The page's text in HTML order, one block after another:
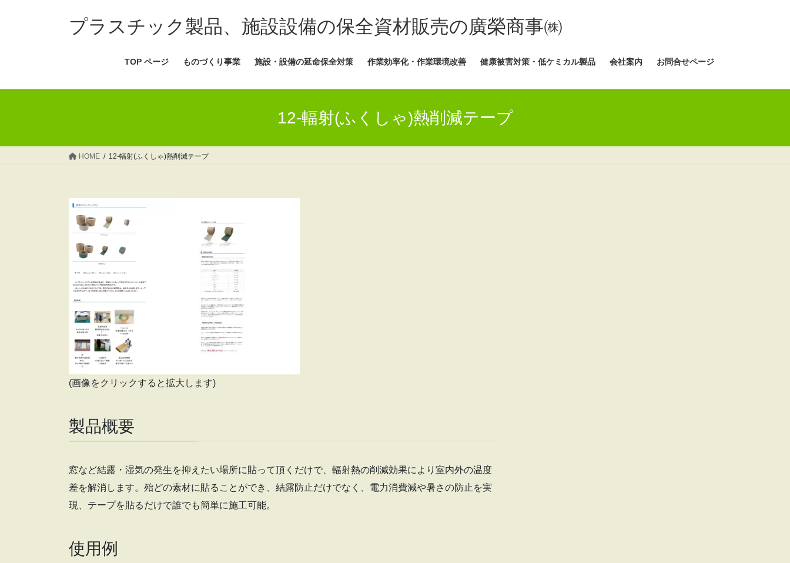
ス
ン
プラスチック製品、施設設備の保全資材販売の廣榮商事㈱
TOP ページ ものづくり事業 施設・設備の延命保全対策 作業効率化・作業環境改善 健康被害対策・低ケミカル製品 会社案内 お問合せページ
12-輻射(ふくしゃ)熱削減テープ
HOME 12-輻射(ふくしゃ)熱削減テープ
(画像をクリックすると拡大します)
製品概要
窓など結露・湿気の発生を抑えたい場所に貼って頂くだけで、輻射熱の削減効果により室内外の温度
差を解消します。殆どの素材に貼ることができ、結露防止だけでなく、電力消費減や暑さの防止を実
現、テープを貼るだけで誰でも簡単に施工可能。
使用例